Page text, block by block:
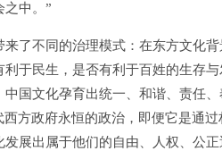
之中。”
不同的治理模式：在东方文化背
于民生，是否有利于百姓的生存
国文化孕育出统一、和谐、责任
方政府永恒的政治，即便它是通
展出属于他们的自由、人权、公